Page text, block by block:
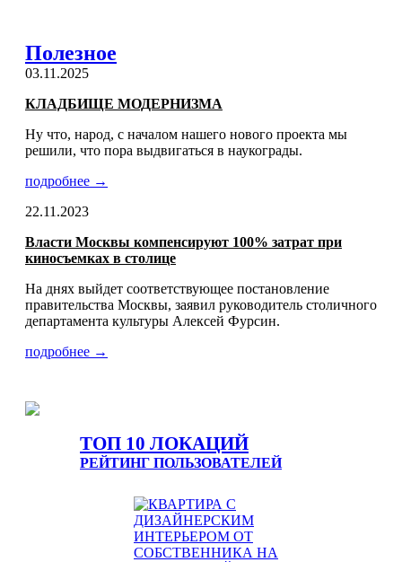
Полезное
03.11.2025
КЛАДБИЩЕ МОДЕРНИЗМА
Ну что, народ, с началом нашего нового проекта мы
решили, что пора выдвигаться в наукограды.
подробнее →
22.11.2023
Власти Москвы компенсируют 100% затрат при
киносъемках в столице
На днях выйдет соответствующее постановление
правительства Москвы, заявил руководитель столичного
департамента культуры Алексей Фурсин.
подробнее →
ТОП 10 ЛОКАЦИЙ
РЕЙТИНГ ПОЛЬЗОВАТЕЛЕЙ